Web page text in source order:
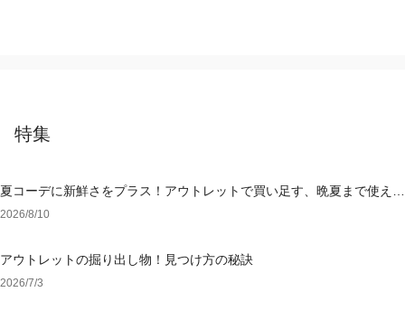
特集
夏コーデに新鮮さをプラス！アウトレットで買い足す、晩夏まで使える
アイテム
2026/8/10
アウトレットの掘り出し物！見つけ方の秘訣
2026/7/3